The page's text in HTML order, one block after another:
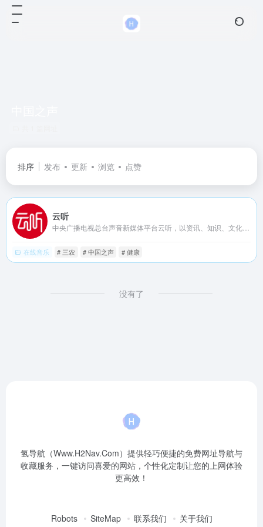
排序 发布 更新 浏览 点赞
云听
在线音乐 # 三农 # 中国之声 # 健康
没有了
氢导航（Www.H2Nav.Com）提供轻巧便捷的免费网址导航与
收藏服务，一键访问喜爱的网站，个性化定制让您的上网体验
更高效！
Robots SiteMap 联系我们 关于我们